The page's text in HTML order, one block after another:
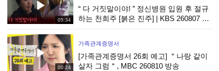
05:34
“ 다 거짓말이야! ” 정신병원 입원 후 절규
하는 천희주 [붉은 진주] | KBS 260807 방
00:24
가족관계증명서
[가족관계증명서 26회 예고] ＂나랑 같이
살자 그럼＂, MBC 260810 방송